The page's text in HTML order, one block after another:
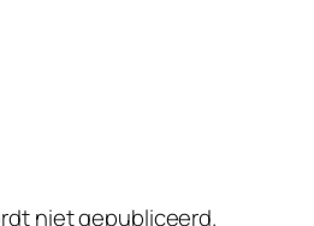
niet gepubliceerd.